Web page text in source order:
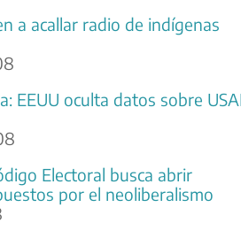
a acallar radio de indígenas
EEUU oculta datos sobre
Electoral busca abrir
por el neoliberalismo